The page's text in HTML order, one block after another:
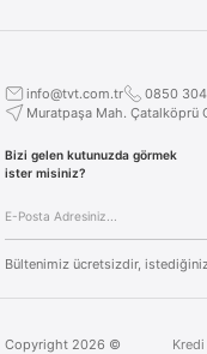
info@tvt.com.tr
0850
Muratpaşa Mah. Çatalköprü
Bizi gelen kutunuzda görmek
ister misiniz?
Bültenimiz ücretsizdir,
Copyright 2026 ©